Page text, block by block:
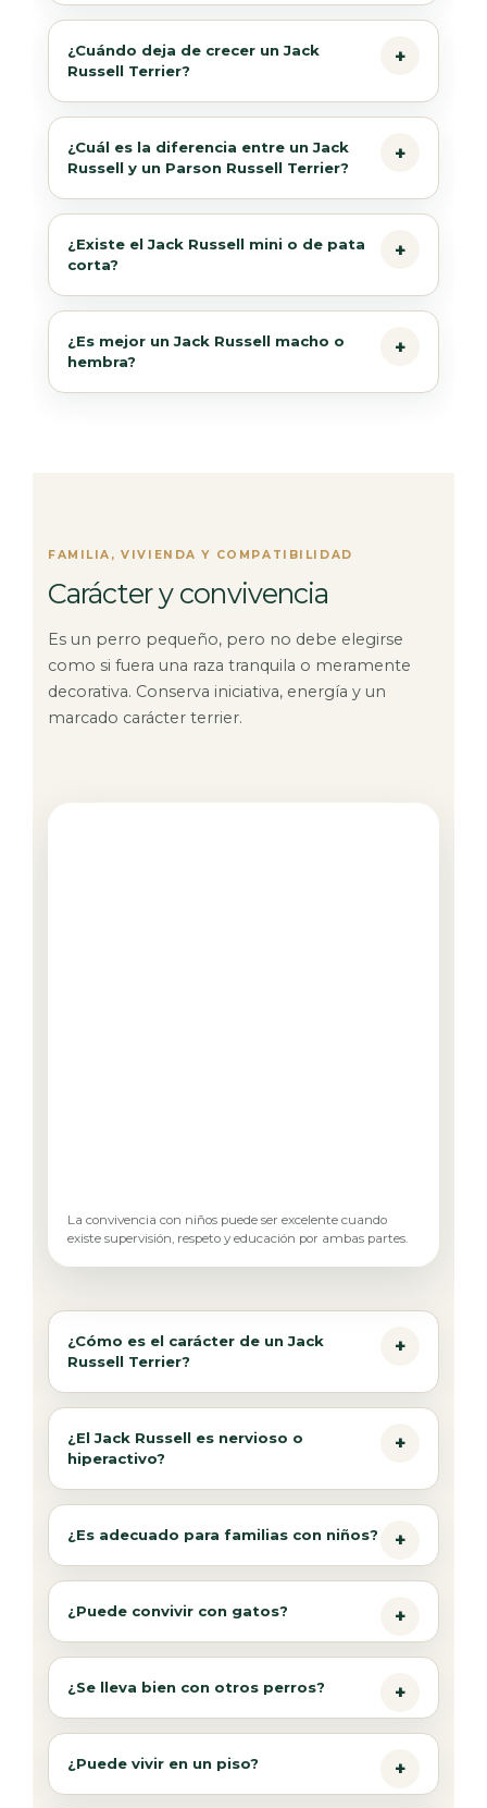
¿Cuándo deja de crecer un Jack
Russell Terrier?
¿Cuál es la diferencia entre un Jack
Russell y un Parson Russell Terrier?
¿Existe el Jack Russell mini o de pata
corta?
¿Es mejor un Jack Russell macho o
hembra?
FAMILIA, VIVIENDA Y COMPATIBILIDAD
Carácter y convivencia
Es un perro pequeño, pero no debe elegirse
como si fuera una raza tranquila o meramente
decorativa. Conserva iniciativa, energía y un
marcado carácter terrier.
La convivencia con niños puede ser excelente cuando
existe supervisión, respeto y educación por ambas partes.
¿Cómo es el carácter de un Jack
Russell Terrier?
¿El Jack Russell es nervioso o
hiperactivo?
¿Es adecuado para familias con niños?
¿Puede convivir con gatos?
¿Se lleva bien con otros perros?
¿Puede vivir en un piso?